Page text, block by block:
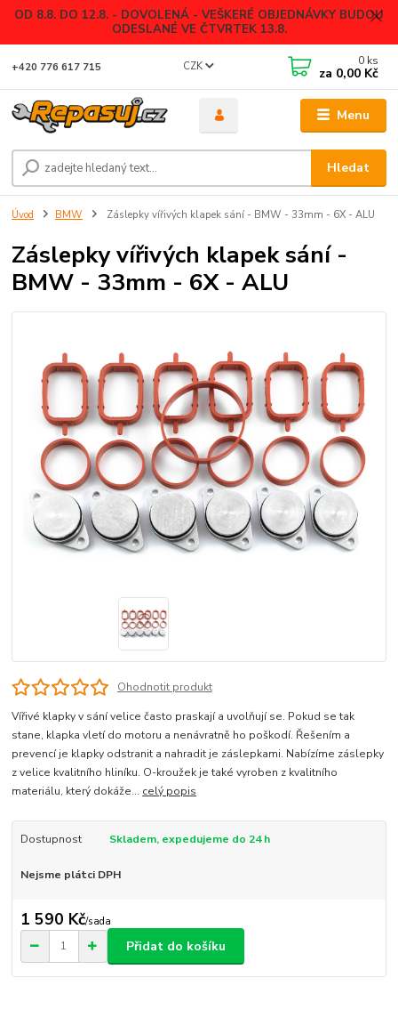
OD 8.8. DO 12.8. - DOVOLENÁ - VEŠKERÉ OBJEDNÁVKY BUDOU
ODESLANÉ VE ČTVRTEK 13.8.
Menu
CZK
Hledat
+420 776 617 715 0 ks
za 0,00 Kč
Úvod BMW Záslepky vířivých klapek sání - BMW - 33mm - 6X - ALU
Záslepky vířivých klapek sání -
BMW - 33mm - 6X - ALU
Ohodnotit produkt
Vířivé klapky v sání velice často praskají a uvolňují se. Pokud se tak
stane, klapka vletí do motoru a nenávratně ho poškodí. Řešením a
prevencí je klapky odstranit a nahradit je záslepkami. Nabízíme záslepky
z velice kvalitního hliníku. O-kroužek je také vyroben z kvalitního
materiálu, který dokáže... celý popis
Dostupnost Skladem, expedujeme do 24 h
Nejsme plátci DPH
1 590 Kč/sada
Přidat do košíku